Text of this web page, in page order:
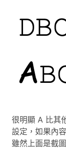
很明顯 A 比其
設定，如果內
雖然上面是截